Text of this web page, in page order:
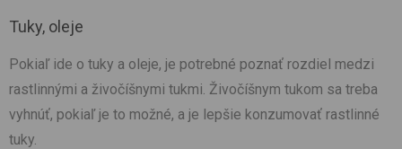
Tuky, oleje
Pokiaľ ide o tuky a oleje, je potrebné poznať rozdiel medzi
rastlinnými a živočíšnymi tukmi. Živočíšnym tukom sa treba
vyhnúť, pokiaľ je to možné, a je lepšie konzumovať rastlinné
tuky.